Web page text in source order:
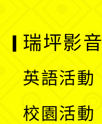
瑞坪影音
英語活動
校園活動